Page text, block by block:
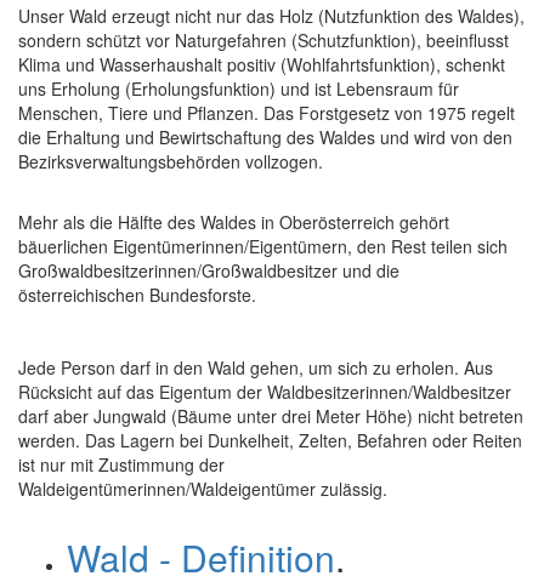
Unser Wald erzeugt nicht nur das Holz (Nutzfunktion des Waldes),
sondern schützt vor Naturgefahren (Schutzfunktion), beeinflusst
Klima und Wasserhaushalt positiv (Wohlfahrtsfunktion), schenkt
uns Erholung (Erholungsfunktion) und ist Lebensraum für
Menschen, Tiere und Pflanzen. Das Forstgesetz von 1975 regelt
die Erhaltung und Bewirtschaftung des Waldes und wird von den
Bezirksverwaltungsbehörden vollzogen.
Mehr als die Hälfte des Waldes in Oberösterreich gehört
bäuerlichen Eigentümerinnen/Eigentümern, den Rest teilen sich
Großwaldbesitzerinnen/Großwaldbesitzer und die
österreichischen Bundesforste.
Jede Person darf in den Wald gehen, um sich zu erholen. Aus
Rücksicht auf das Eigentum der Waldbesitzerinnen/Waldbesitzer
darf aber Jungwald (Bäume unter drei Meter Höhe) nicht betreten
werden. Das Lagern bei Dunkelheit, Zelten, Befahren oder Reiten
ist nur mit Zustimmung der
Waldeigentümerinnen/Waldeigentümer zulässig.
Wald - Definition.